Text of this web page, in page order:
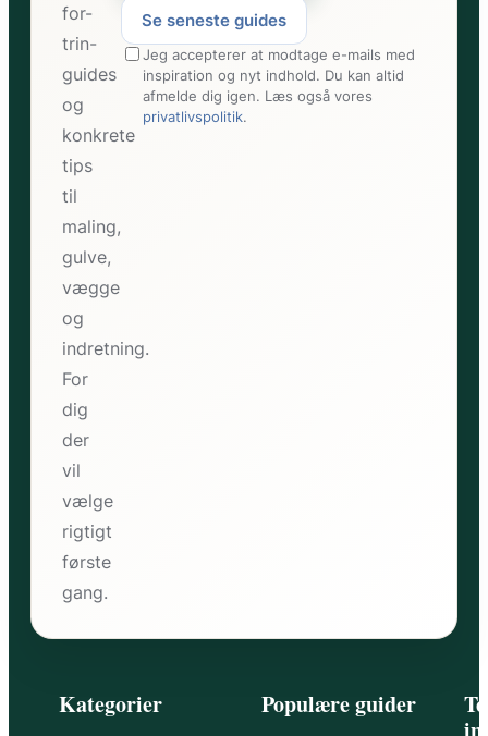
for-
trin-
guides
og
konkrete
tips
til
maling,
gulve,
vægge
og
indretning.
For
dig
der
vil
vælge
rigtigt
første
gang.
Se seneste guides
Jeg accepterer at modtage e-mails med
inspiration og nyt indhold. Du kan altid
afmelde dig igen. Læs også vores
privatlivspolitik.
Kategorier Populære guider